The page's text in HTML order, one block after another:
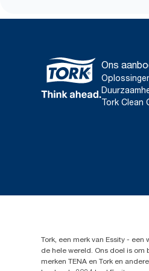
Ons
Tork Clean
Tork, een merk van Essity -
de hele wereld. Ons doel is
merken TENA en Tork en